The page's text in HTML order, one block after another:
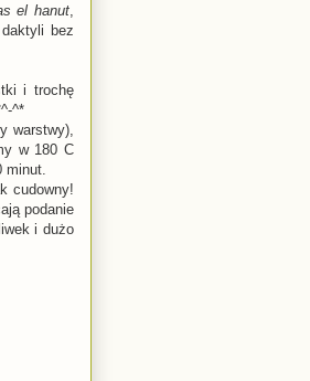
el hanut
bez
i trochę
^*
warstwy),
w 180 C
minut.
cudowny!
podanie
i dużo